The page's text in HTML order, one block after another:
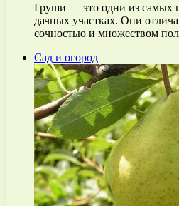
Груши — это одни из самых
дачных участках. Они
сочностью и множеством
Сад и огород